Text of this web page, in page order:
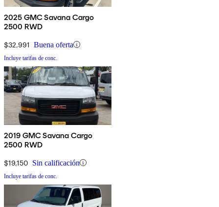
2025 GMC Savana Cargo
2500 RWD
$32,991 Buena oferta
Incluye tarifas de conc.
2019 GMC Savana Cargo
2500 RWD
$19,150 Sin calificación
Incluye tarifas de conc.